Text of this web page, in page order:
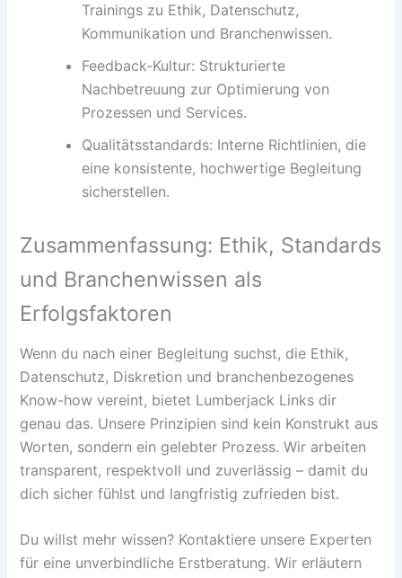
Trainings zu Ethik, Datenschutz,
Kommunikation und Branchenwissen.
Feedback-Kultur: Strukturierte
Nachbetreuung zur Optimierung von
Prozessen und Services.
Qualitätsstandards: Interne Richtlinien, die
eine konsistente, hochwertige Begleitung
sicherstellen.
Zusammenfassung: Ethik, Standards
und Branchenwissen als
Erfolgsfaktoren
Wenn du nach einer Begleitung suchst, die Ethik,
Datenschutz, Diskretion und branchenbezogenes
Know-how vereint, bietet Lumberjack Links dir
genau das. Unsere Prinzipien sind kein Konstrukt aus
Worten, sondern ein gelebter Prozess. Wir arbeiten
transparent, respektvoll und zuverlässig – damit du
dich sicher fühlst und langfristig zufrieden bist.
Du willst mehr wissen? Kontaktiere unsere Experten
für eine unverbindliche Erstberatung. Wir erläutern